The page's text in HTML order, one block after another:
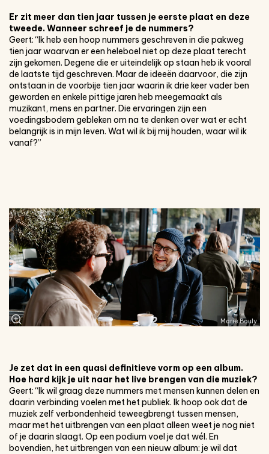
Er zit meer dan tien jaar tussen je eerste plaat en deze
tweede. Wanneer schreef je de nummers?
Geert: “Ik heb een hoop nummers geschreven in die pakweg
tien jaar waarvan er een heleboel niet op deze plaat terecht
zijn gekomen. Degene die er uiteindelijk op staan heb ik vooral
de laatste tijd geschreven. Maar de ideeën daarvoor, die zijn
ontstaan in de voorbije tien jaar waarin ik drie keer vader ben
geworden en enkele pittige jaren heb meegemaakt als
muzikant, mens en partner. Die ervaringen zijn een
voedingsbodem gebleken om na te denken over wat er echt
belangrijk is in mijn leven. Wat wil ik bij mij houden, waar wil ik
vanaf?”
Marie Bouly
Je zet dat in een quasi definitieve vorm op een album.
Hoe hard kijk je uit naar het live brengen van die muziek?
Geert: “Ik wil graag deze nummers met mensen kunnen delen en
daarin verbinding voelen met het publiek. Ik hoop ook dat de
muziek zelf verbondenheid teweegbrengt tussen mensen,
maar met het uitbrengen van een plaat alleen weet je nog niet
of je daarin slaagt. Op een podium voel je dat wél. En
bovendien, het uitbrengen van een nieuw album: je wil dat